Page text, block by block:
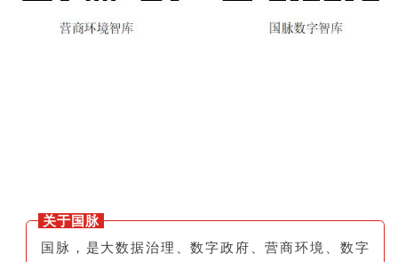
关于国脉
国脉，是大数据治理、数字政府、营商环境、数字